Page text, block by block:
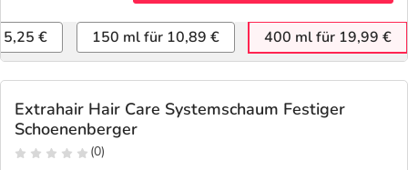
€ 150 ml für 10,89 € 400 ml für 19,99 €
Extrahair Hair Care Systemschaum Festiger
Schoenenberger
(0)